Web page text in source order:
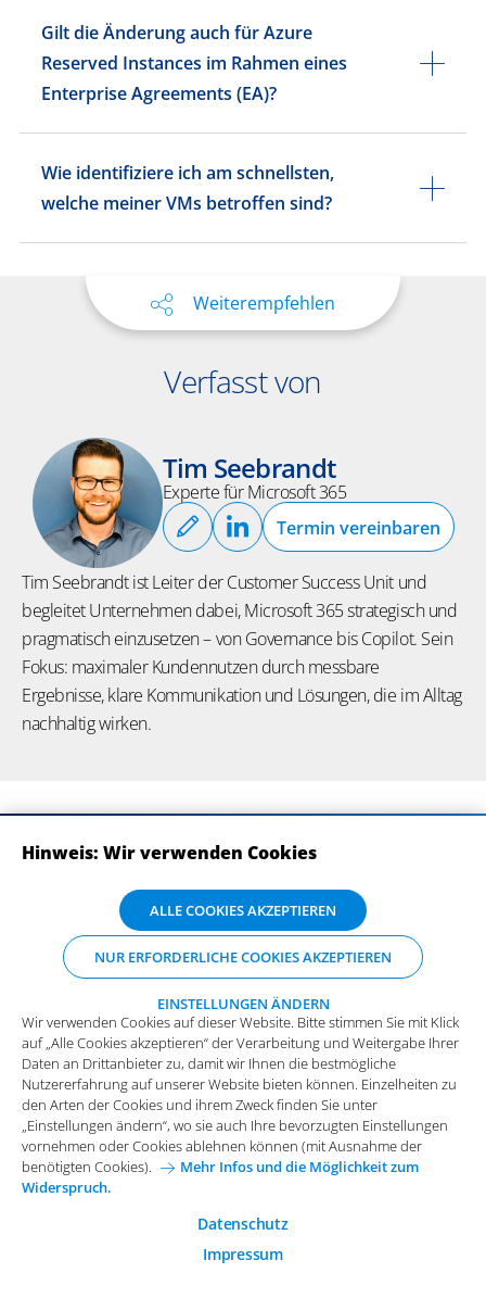
Gilt die Änderung auch für Azure
Reserved Instances im Rahmen eines
Enterprise Agreements (EA)?
Wie identifiziere ich am schnellsten,
welche meiner VMs betroffen sind?
Weiterempfehlen
Verfasst von
Tim Seebrandt
Experte für Microsoft 365
Termin vereinbaren
Tim Seebrandt ist Leiterder Customer Success Unit und
begleitet Unternehmen dabei, Microsoft 365 strategisch und
pragmatisch einzusetzen – von Governance bis Copilot. Sein
Fokus: maximaler Kundennutzen durch messbare
Ergebnisse, klare Kommunikation und Lösungen, die im Alltag
nachhaltig wirken.
Impressum Datenschutz
Allgemeine Einkaufsbedingungen
Karriere bei Arvato Systems Kontakt
Wir verwenden Cookies auf dieser Website. Bitte stimmen Sie mit Klick
auf „Alle Cookies akzeptieren“ der Verarbeitung und Weitergabe Ihrer
Daten an Drittanbieter zu, damit wir Ihnen die bestmögliche
Nutzererfahrung auf unserer Website bieten können. Einzelheiten zu
den Arten der Cookies und ihrem Zweck finden Sie unter
„Einstellungen ändern“, wo sie auch Ihre bevorzugten Einstellungen
vornehmen oder Cookies ablehnen können (mit Ausnahme der
benötigten Cookies).
Mehr Infos und die Möglichkeit zum
Widerspruch.
Datenschutz
Impressum
Hinweis: Wir verwenden Cookies
ALLE COOKIES AKZEPTIEREN
NUR ERFORDERLICHE COOKIES AKZEPTIEREN
EINSTELLUNGEN ÄNDERN
Wir verwenden Cookies auf dieser Website. Bitte stimmen Sie mit Klick
auf „Alle Cookies akzeptieren“ der Verarbeitung und Weitergabe Ihrer
Daten an Drittanbieter zu, damit wir Ihnen die bestmögliche
Nutzererfahrung auf unserer Website bieten können. Einzelheiten zu
den Arten der Cookies und ihrem Zweck finden Sie unter
„Einstellungen ändern“, wo sie auch Ihre bevorzugten Einstellungen
vornehmen oder Cookies ablehnen können (mit Ausnahme der
benötigten Cookies).
Mehr Infos und die Möglichkeit zum
Widerspruch.
Funktionale Cookies
Diese Cookies sind essenziell wichtig für die einwandfreie
Funktion der Website.
Analytische Cookies
Analytische Cookies werden verwendet, um das